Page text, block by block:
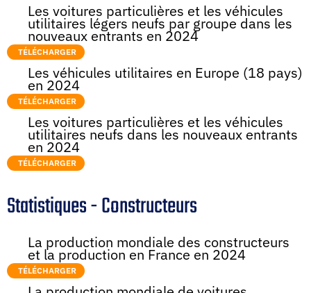
Les voitures particulières et les véhicules
utilitaires légers neufs par groupe dans les
nouveaux entrants en 2024
TÉLÉCHARGER
Les véhicules utilitaires en Europe (18 pays)
en 2024
TÉLÉCHARGER
Les voitures particulières et les véhicules
utilitaires neufs dans les nouveaux entrants
en 2024
TÉLÉCHARGER
Statistiques - Constructeurs
La production mondiale des constructeurs
et la production en France en 2024
TÉLÉCHARGER